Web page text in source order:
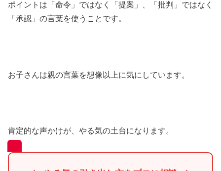
ポイントは「命令」ではなく「提案」、「批判」ではなく
「承認」の言葉を使うことです。
お子さんは親の言葉を想像以上に気にしています。
肯定的な声かけが、やる気の土台になります。